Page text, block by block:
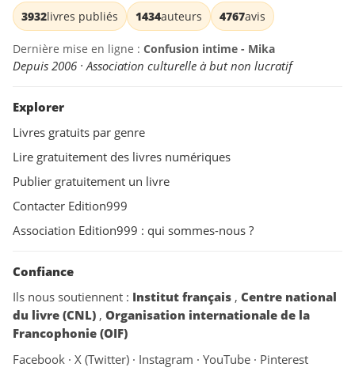
3932livres publiés 1434auteurs 4767avis
Dernière mise en ligne : Confusion intime - Mika
Depuis 2006 · Association culturelle à but non lucratif
Explorer
Livres gratuits par genre
Lire gratuitement des livres numériques
Publier gratuitement un livre
Contacter Edition999
Association Edition999 : qui sommes-nous ?
Confiance
Ils nous soutiennent : Institut français , Centre national
du livre (CNL) , Organisation internationale de la
Francophonie (OIF)
Facebook · X (Twitter) · Instagram · YouTube · Pinterest